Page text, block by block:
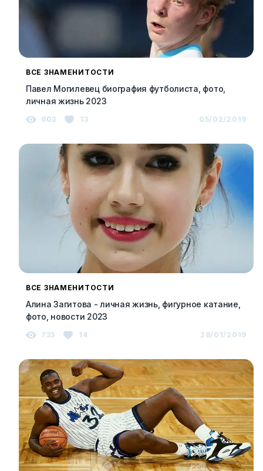
ВСЕ ЗНАМЕНИТОСТИ
Павел Могилевец биография футболиста, фото,
личная жизнь 2023
603 13 05/02/2019
ВСЕ ЗНАМЕНИТОСТИ
Алина Загитова - личная жизнь, фигурное катание,
фото, новости 2023
733 14 28/01/2019